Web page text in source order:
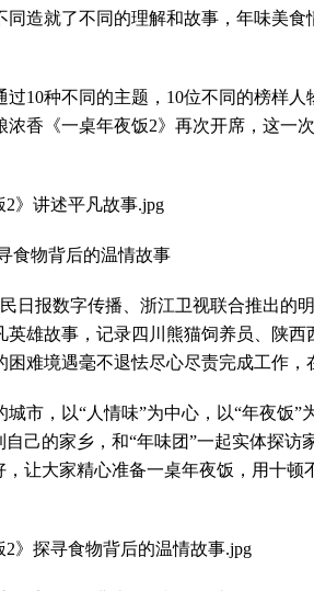
同造就了不同的理解和故事，年味美
种不同的主题，10位不同的榜样人
浓香《一桌年夜饭2》再次开席，这一
物背后的温情故事
报数字传播、浙江卫视联合推出的
英雄故事，记录四川熊猫饲养员、陕
难境遇毫不退怯尽心尽责完成工作，
，以“人情味”为中心，以“年夜饭”
自己的家乡，和“年味团”一起实体探
，让大家精心准备一桌年夜饭，用十